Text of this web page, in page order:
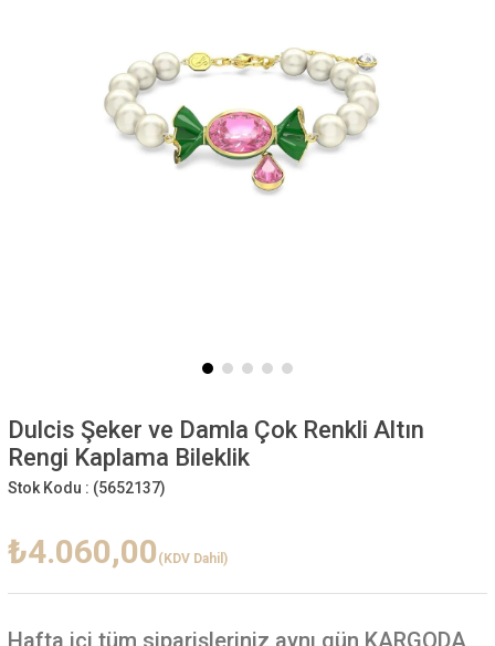
Dulcis Şeker ve Damla Çok Renkli Altın
Rengi Kaplama Bileklik
Stok Kodu : (5652137)
₺4.060,00 (KDV Dahil)
Hafta içi tüm siparişleriniz aynı gün KARGODA